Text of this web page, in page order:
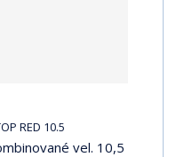
RED 10.5
vel. 10,5